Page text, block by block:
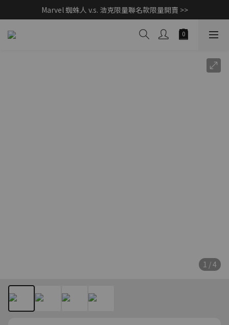
父親節獻禮｜加入/登入會員，新品享88折 >>
Marvel 蜘蛛人 v.s. 浩克限量聯名款限量開賣 >>
CashBack 返多多筆筆享現金回饋 10% 【先點我賺回饋 >>】
1 / 4